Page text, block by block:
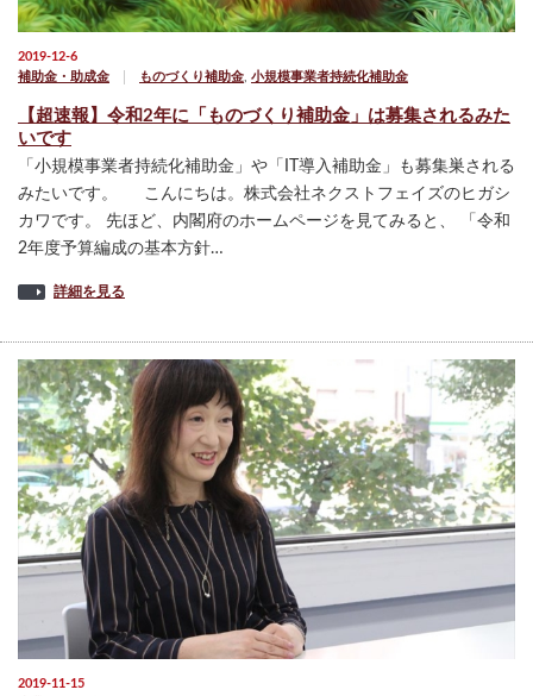
2019-12-6
補助金・助成金
ものづくり補助金 小規模事業者持続化補助金
【超速報】令和2年に「ものづくり補助金」は募集されるみた
いです
「小規模事業者持続化補助金」や「IT導入補助金」も募集巣される
みたいです。 こんにちは。株式会社ネクストフェイズのヒガシ
カワです。 先ほど、内閣府のホームページを見てみると、 「令和
2年度予算編成の基本方針…
詳細を見る
2019-11-15